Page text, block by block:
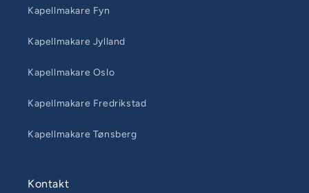
Kapellmakare Fyn
Kapellmakare Jylland
Kapellmakare Oslo
Kapellmakare Fredrikstad
Kapellmakare Tønsberg
Kontakt